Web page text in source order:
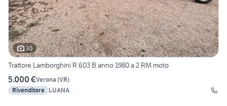
30
Trattore Lamborghini R 603 B anno 1980 a 2 RM moto
5.000 €Verona (VR)
Rivenditore LUANA